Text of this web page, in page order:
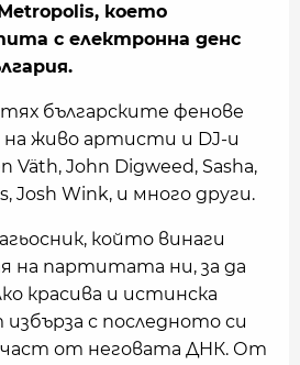
което
с електронна денс
българските фенове
живо артисти и DJ-и
Väth, John Digweed, Sasha,
Josh Wink, и много други.
който винаги
на партитата ни, за да
красива и истинска
с последното си
част от неговата ДНК. От